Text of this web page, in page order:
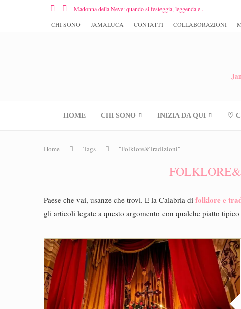
Madonna della Neve: quando si festeggia, leggenda e...
CHI SONO
JAMALUCA CONTATTI COLLABORAZIONI
HOME CHI SONO INIZIA DA QUI ♡
Home Tags "Folklore&Tradizioni"
Paese che vai, usanze che trovi. E la Calabria di folklore e
gli articoli legate a questo argomento con qualche piatto